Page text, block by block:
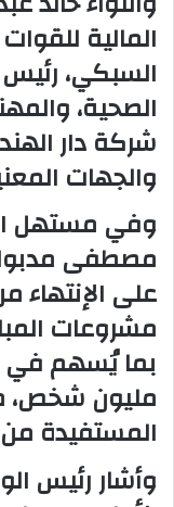
المالية
السبكي، رئيس
الصحية،
شركة دار
والجهات
وفي مستهل
مصطفى
على الإنتهاء
مشروعات
مليون شخص،
المستفيدة
وأشار رئيس